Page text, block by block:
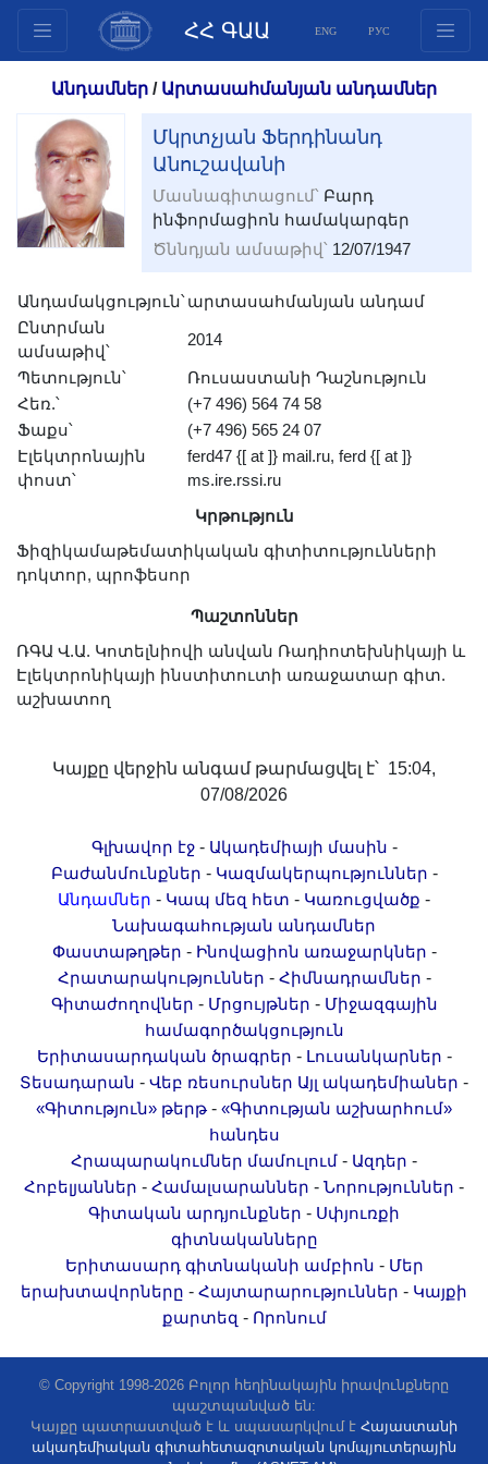
ՀՀ ԳԱԱ ENG РУС
անդամներ
Փաստաթղթեր
Ինովացիոն առաջարկներ
Հրատարակություններ
Գիտաժողովներ
Մրցույթներ
Միջազգային
համագործակցություն
Երիտասարդական
ծրագրեր
Վեբ ռեսուրսներ
«Գիտության աշխարհում»
հանդես
մամուլում
Համալսարաններ
Նորություններ
Գիտական արդյունքներ
Սփյուռքի գիտնականները
Երիտասարդ գիտնականի
Մեր երախտավորները
Հայտարարություններ
Կայքի քարտեզ
Որոնում
Անդամներ / Արտասահմանյան անդամներ
Մկրտչյան Ֆերդինանդ
Անուշավանի
Մասնագիտացում՝ Բարդ
ինֆորմացիոն համակարգեր
Ծննդյան ամսաթիվ՝ 12/07/1947
Անդամակցություն՝արտասահմանյան անդամ
Ընտրման
ամսաթիվ՝
2014
Պետություն՝
Ռուսաստանի Դաշնություն
Հեռ.՝
(+7 496) 564 74 58
Ֆաքս՝
(+7 496) 565 24 07
Էլեկտրոնային
փոստ՝
ferd47 {[ at ]} mail.ru, ferd {[ at ]}
ms.ire.rssi.ru
Կրթություն
Ֆիզիկամաթեմատիկական գիտիտությունների
դոկտոր, պրոֆեսոր
Պաշտոններ
ՌԳԱ Վ.Ա. Կոտելնիովի անվան Ռադիոտեխնիկայի և
Էլեկտրոնիկայի ինստիտուտի առաջատար գիտ.
աշխատող
Կայքը վերջին անգամ թարմացվել է՝ 15:04,
07/08/2026
Գլխավոր էջ- Ակադեմիայի մասին -
Բաժանմունքներ - Կազմակերպություններ -
Անդամներ - Կապ մեզ հետ - Կառուցվածք -
Նախագահության անդամներ
Փաստաթղթեր - Ինովացիոն առաջարկներ -
Հրատարակություններ - Հիմնադրամներ -
Գիտաժողովներ - Մրցույթներ - Միջազգային
համագործակցություն
Երիտասարդական ծրագրեր - Լուսանկարներ -
Տեսադարան - Վեբ ռեսուրսներ Այլ ակադեմիաներ -
«Գիտություն» թերթ - «Գիտության աշխարհում»
հանդես
Հրապարակումներ մամուլում - Ազդեր -
Հոբելյաններ - Համալսարաններ - Նորություններ -
Գիտական արդյունքներ - Սփյուռքի
գիտնականները
Երիտասարդ գիտնականի ամբիոն - Մեր
երախտավորները - Հայտարարություններ - Կայքի
քարտեզ - Որոնում
© Copyright 1998-2026 Բոլոր հեղինակային իրավունքները
պաշտպանված են:
Կայքը պատրաստված է և սպասարկվում է Հայաստանի
ակադեմիական գիտահետազոտական կոմպյուտերային